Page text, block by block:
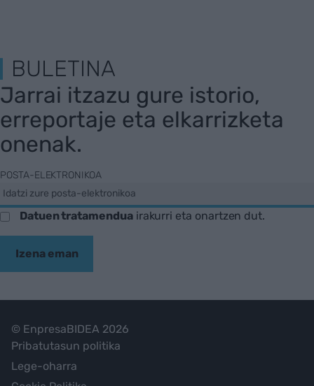
BULETINA
Jarrai itzazu gure istorio,
erreportaje eta elkarrizketa
onenak.
POSTA-ELEKTRONIKOA
Datuen tratamenduairakurri eta onartzen dut.
Izena eman
© EnpresaBIDEA 2026
Pribatutasun politika
Lege-oharra